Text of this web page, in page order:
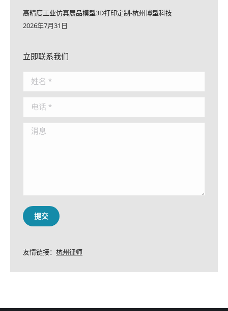
高精度工业仿真展品模型3D打印定制-杭州博型科技
2026年7月31日
立即联系我们
姓名 *
电话 *
消息
提交
友情链接： 杭州律师